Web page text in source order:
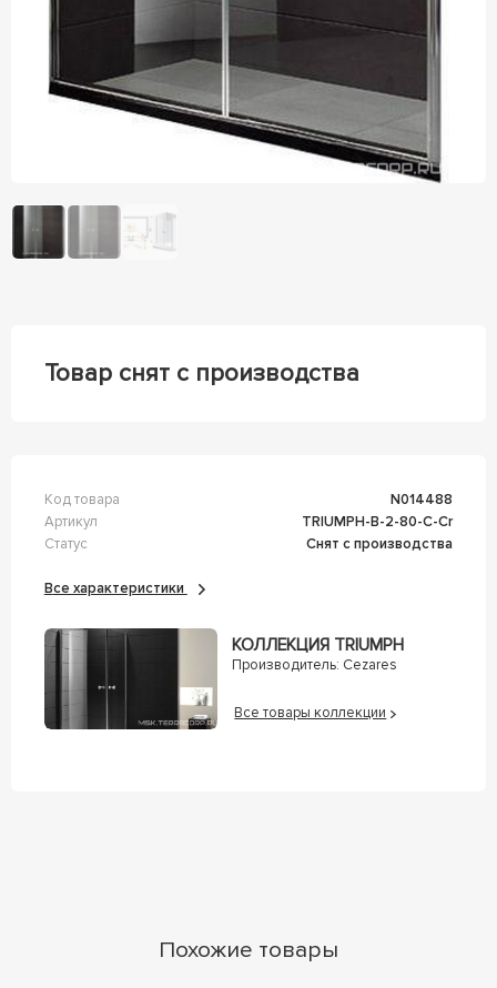
Товар снят с производства
Код товара
n014488
Артикул
TRIUMPH-B-2-80-C-Cr
Статус
Снят с производства
Все характеристики
КОЛЛЕКЦИЯ TRIUMPH
Производитель: Cezares
Все товары коллекции
Похожие товары